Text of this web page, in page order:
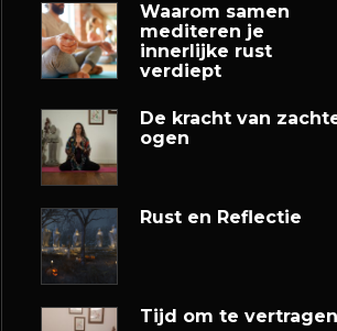
Waarom samen
mediteren je
innerlijke rust
verdiept
De kracht van
ogen
Rust en Reflectie
Tijd om te vertragen